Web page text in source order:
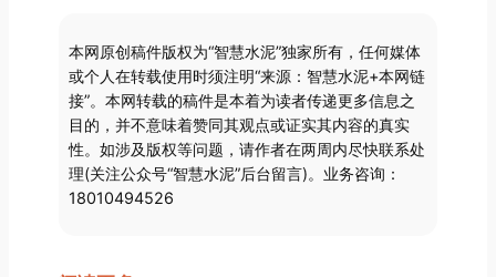
本网原创稿件版权为“智慧水泥”独家所有，任何媒体
或个人在转载使用时须注明“来源：智慧水泥+本网链
接”。本网转载的稿件是本着为读者传递更多信息之
目的，并不意味着赞同其观点或证实其内容的真实
性。如涉及版权等问题，请作者在两周内尽快联系处
理(关注公众号“智慧水泥”后台留言)。业务咨询：
18010494526